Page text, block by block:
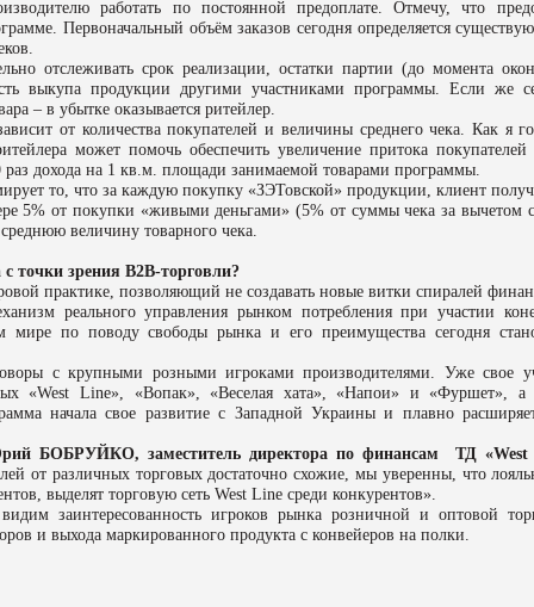
работать по постоянной предоплате.Отмечу, что
Первоначальный объём заказов сегодня определяется
отслеживать срок реализации, остатки партии (до момента
выкупа продукции другими участниками программы. Если же
– в убытке оказывается ритейлер.
от количества покупателей и величины среднего чека. Как я
может помочь обеспечить увеличение притока
дохода на 1 кв.м. площади занимаемой товарами программы.
то, что за каждую покупку «ЗЭТовской» продукции, клиент
5% от покупки «живыми деньгами» (5% от суммы чека за вычетом
величину товарного чека.
точки зрения В2В-торговли?
практике, позволяющий не создавать новые витки спиралей
реального управления рынком потребления при участии
мире по поводу свободы рынка и его преимущества сегодня
с крупными розными игроками производителями. Уже свое
«West Line», «Вопак», «Веселая хата», «Напои» и «Фуршет», а
начала свое развитие с Западной Украины и плавно
БОБРУЙКО, заместитель директора по финансам
ТД «West
от различных торговых достаточно схожие, мы уверенны, что
выделят торговую сеть West Line среди конкурентов».
заинтересованность игроков рынка розничной и оптовой
и выхода маркированного продукта с конвейеров на полки.